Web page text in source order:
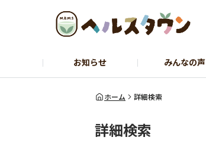
お知らせ みんなの声
ヘルスコーチャーのひとりごと
ホーム 詳細検索
詳細検索